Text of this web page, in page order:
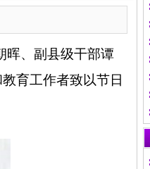
晖、副县级干部谭
育工作者致以节日